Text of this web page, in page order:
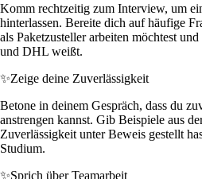
Komm rechtzeitig zum Interview, um
hinterlassen. Bereite dich auf häufige
als Paketzusteller arbeiten möchtest
und DHL weißt.
✨Zeige deine Zuverlässigkeit
Betone in deinem Gespräch, dass du
anstrengen kannst. Gib Beispiele aus
Zuverlässigkeit unter Beweis gestellt
Studium.
✨Sprich über Teamarbeit